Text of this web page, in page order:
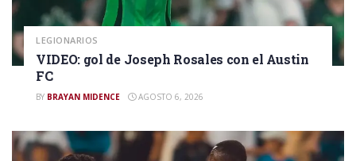
LEGIONARIOS
VIDEO: gol de Joseph Rosales con el Austin
FC
BY BRAYAN MIDENCE AGOSTO 6, 2026